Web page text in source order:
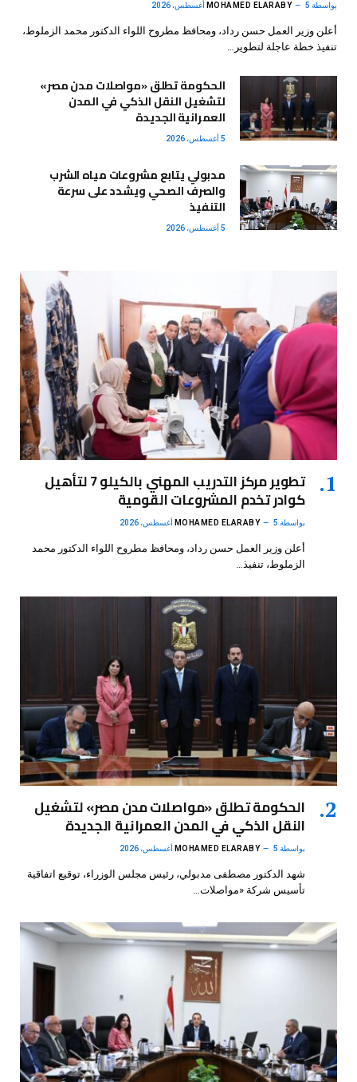
بواسطة MOHAMED ELARABY 5 أغسطس، 2026
أعلن وزير العمل حسن رداد، ومحافظ مطروح اللواء الدكتور محمد الزملوط،
تنفيذ خطة عاجلة لتطوير…
الحكومة تطلق «مواصلات مدن مصر»
لتشغيل النقل الذكي في المدن
العمرانية الجديدة
5 أغسطس، 2026
مدبولي يتابع مشروعات مياه الشرب
والصرف الصحي ويشدد على سرعة
التنفيذ
5 أغسطس، 2026
تطوير مركز التدريب المهني بالكيلو 7 لتأهيل
كوادر تخدم المشروعات القومية
بواسطة MOHAMED ELARABY 5 أغسطس، 2026
أعلن وزير العمل حسن رداد، ومحافظ مطروح اللواء الدكتور محمد
الزملوط، تنفيذ…
الحكومة تطلق «مواصلات مدن مصر» لتشغيل
النقل الذكي في المدن العمرانية الجديدة
بواسطة MOHAMED ELARABY 5 أغسطس، 2026
شهد الدكتور مصطفى مدبولي، رئيس مجلس الوزراء، توقيع اتفاقية
تأسيس شركة «مواصلات…